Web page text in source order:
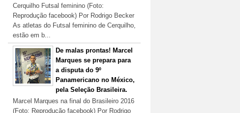
Cerquilho Futsal feminino (Foto:
Reprodução facebook) Por Rodrigo Becker
As atletas do Futsal feminino de Cerquilho,
estão em b...
De malas prontas! Marcel
Marques se prepara para
a disputa do 9º
Panamericano no México,
pela Seleção Brasileira.
Marcel Marques na final do Brasileiro 2016
(Foto: Reprodução facebook) Por Rodrigo